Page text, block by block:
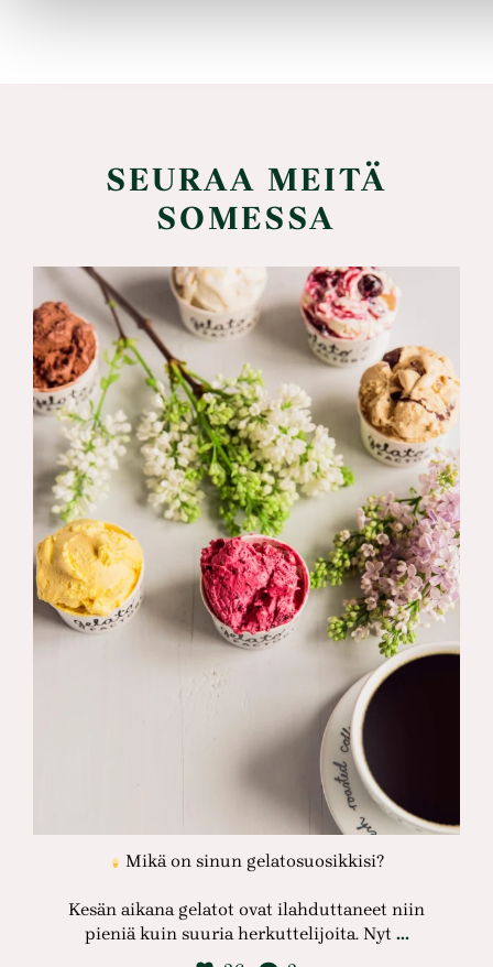
SEURAA MEITÄ
SOMESSA
Mikä on sinun gelatosuosikkisi?
Kesän aikana gelatot ovat ilahduttaneet niin
pieniä kuin suuria herkuttelijoita. Nyt …